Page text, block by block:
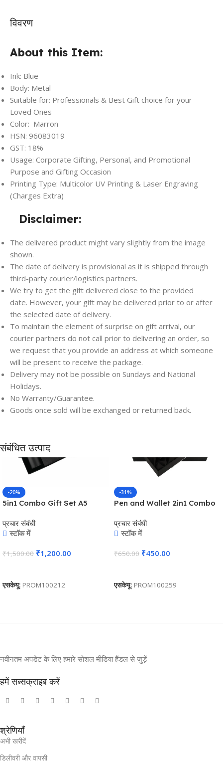
विवरण
About this Item:
Ink: Blue
Body: Metal
Suitable for: Professionals & Best Gift choice for your
Loved Ones
Color: Marron
HSN: 96083019
GST: 18%
Usage: Corporate Gifting, Personal, and Promotional
Purpose and Gifting Occasion
Printing Type: Multicolor UV Printing & Laser Engraving
(Charges Extra)
Disclaimer:
The delivered product might vary slightly from the image
shown.
The date of delivery is provisional as it is shipped through
third-party courier/logistics partners.
We try to get the gift delivered close to the provided
date. However, your gift may be delivered prior to or after
the selected date of delivery.
To maintain the element of surprise on gift arrival, our
courier partners do not call prior to delivering an order, so
we request that you provide an address at which someone
will be present to receive the package.
Delivery may not be possible on Sundays and National
Holidays.
No Warranty/Guarantee.
Goods once sold will be exchanged or returned back.
संबंधित उत्पाद
Save
-20%
5in1 Combo Gift Set A5
Keychain, Bottle, and
Cardholder – For Employee
Gifting, Return Gift,
प्रचार संबंधी
स्टॉक में
₹1,500.00 ₹1,200.00
एसकेयू: PROM100212
-31%
Pen and Wallet 2in1 Combo
Joining Kit, Corporate, Client
or Dealer Gifting,
JKSR129
प्रचार संबंधी
स्टॉक में
₹650.00 ₹450.00
एसकेयू: PROM100259
नवीनतम अपडेट के लिए हमारे सोशल मीडिया हैंडल से जुड़ें
हमें सब्सक्राइब करें
श्रेणियाँ
अभी खरीदें
डिलीवरी और वापसी